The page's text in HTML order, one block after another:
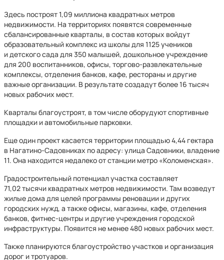
Здесь построят 1,09 миллиона квадратных метров
недвижимости. На территориях появятся современные
сбалансированные кварталы, в состав которых войдут
образовательный комплекс из школы для 1125 учеников
и детского сада для 350 малышей, дошкольное учреждение
для 200 воспитанников, офисы, торгово-развлекательные
комплексы, отделения банков, кафе, рестораны и другие
важные организации. В результате создадут более 16 тысяч
новых рабочих мест.
Кварталы благоустроят, в том числе оборудуют спортивные
площадки и автомобильные парковки.
Еще один проект касается территории площадью 4,44 гектара
в Нагатино-Садовниках по адресу: улица Садовники, владение
11. Она находится недалеко от станции метро «Коломенская».
Градостроительный потенциал участка составляет
71,02 тысячи квадратных метров недвижимости. Там возведут
жилые дома для целей программы реновации и других
городских нужд, а также офисы, магазины, кафе, отделения
банков, фитнес-центры и другие учреждения городской
инфраструктуры. Появится не менее 480 новых рабочих мест.
Также планируются благоустройство участков и организация
дорог и тротуаров.